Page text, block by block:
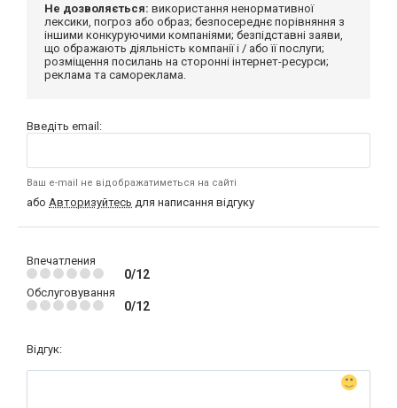
Не дозволяється: використання ненормативної
лексики, погроз або образ; безпосереднє порівняння з
іншими конкуруючими компаніями; безпідставні заяви,
що ображають діяльність компанії і / або її послуги;
розміщення посилань на сторонні інтернет-ресурси;
реклама та самореклама.
Введіть email:
Ваш e-mail не відображатиметься на сайті
або Авторизуйтесь для написання відгуку
Впечатления
0/12
Обслуговування
0/12
Відгук: